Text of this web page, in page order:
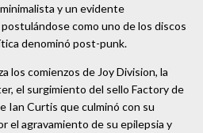
y un evidente
como uno de los discos
denominó post-punk.
los comienzos de Joy Division, la
el surgimiento del sello Factory de
Ian Curtis que culminó con su
el agravamiento de su epilepsia y